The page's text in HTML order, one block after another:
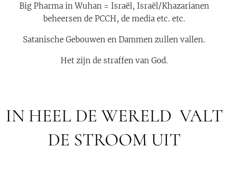
Big Pharma in Wuhan = Israël, Israël/Khazarianen
beheersen de PCCH, de media etc. etc.
Satanische Gebouwen en Dammen zullen vallen.
Het zijn de straffen van God.
IN HEEL DE WERELD VALT
DE STROOM UIT